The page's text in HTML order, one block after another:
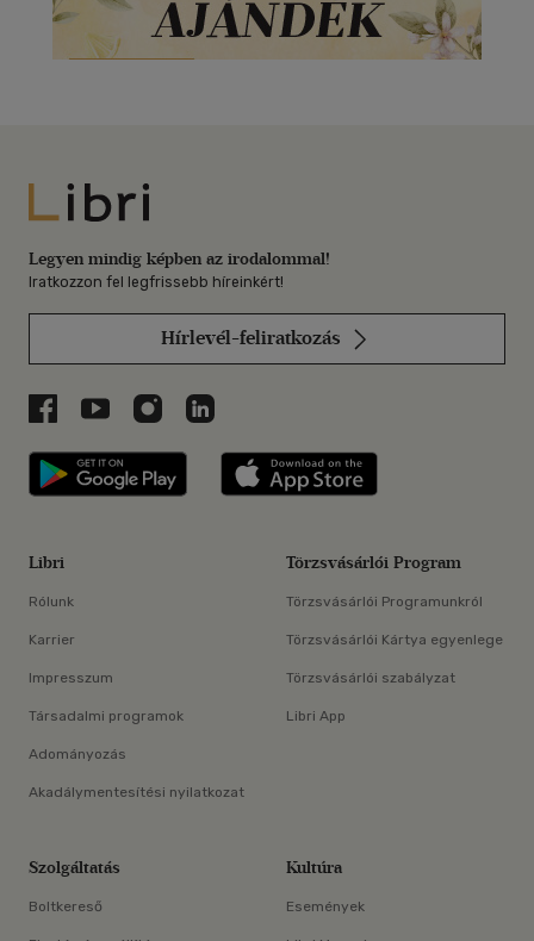
Libri
Legyen mindig képben az irodalommal!
Iratkozzon fel legfrissebb híreinkért!
Hírlevél-feliratkozás
Libri a Facebookon
Libri a Youtube-on
Libri az Instagramon
Libri a LinkedInen
Libri applikáció Szerezd meg: Google
Libri
Rólunk
Karrier
Impresszum
Társadalmi programok
Adományozás
Akadálymentesítési nyilatkozat
Törzsvásárlói Program
Törzsvásárlói Programunkról
Törzsvásárlói Kártya egyenlege
Törzsvásárlói szabályzat
Libri App
Szolgáltatás
Boltkereső
Kultúra
Események